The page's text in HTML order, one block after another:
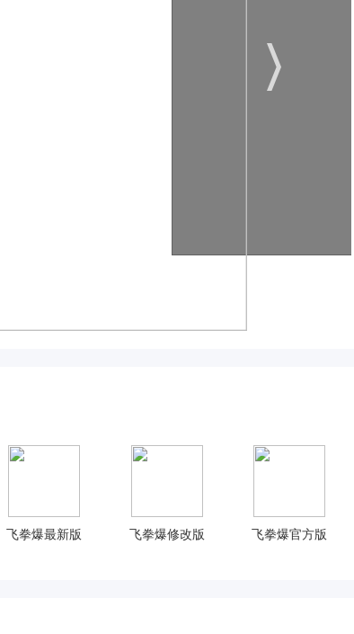
飞拳爆最新版 飞拳爆修改版 飞拳爆官方版